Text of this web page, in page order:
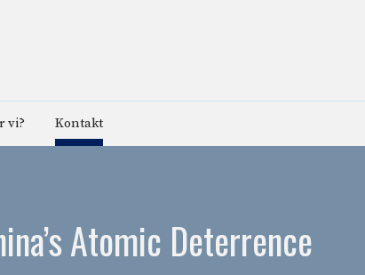
vi? Kontakt
Atomic Deterrence